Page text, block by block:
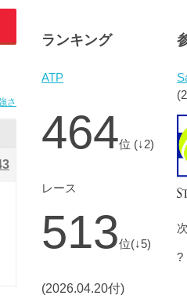
さ
ランキング
ATP
464位 (↓2)
レース
513位(↓5)
(2026.04.20付)
?